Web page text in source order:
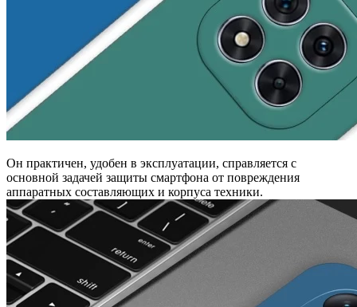
Он практичен, удобен в эксплуатации, справляется с
основной задачей защиты смартфона от повреждения
аппаратных составляющих и корпуса техники.